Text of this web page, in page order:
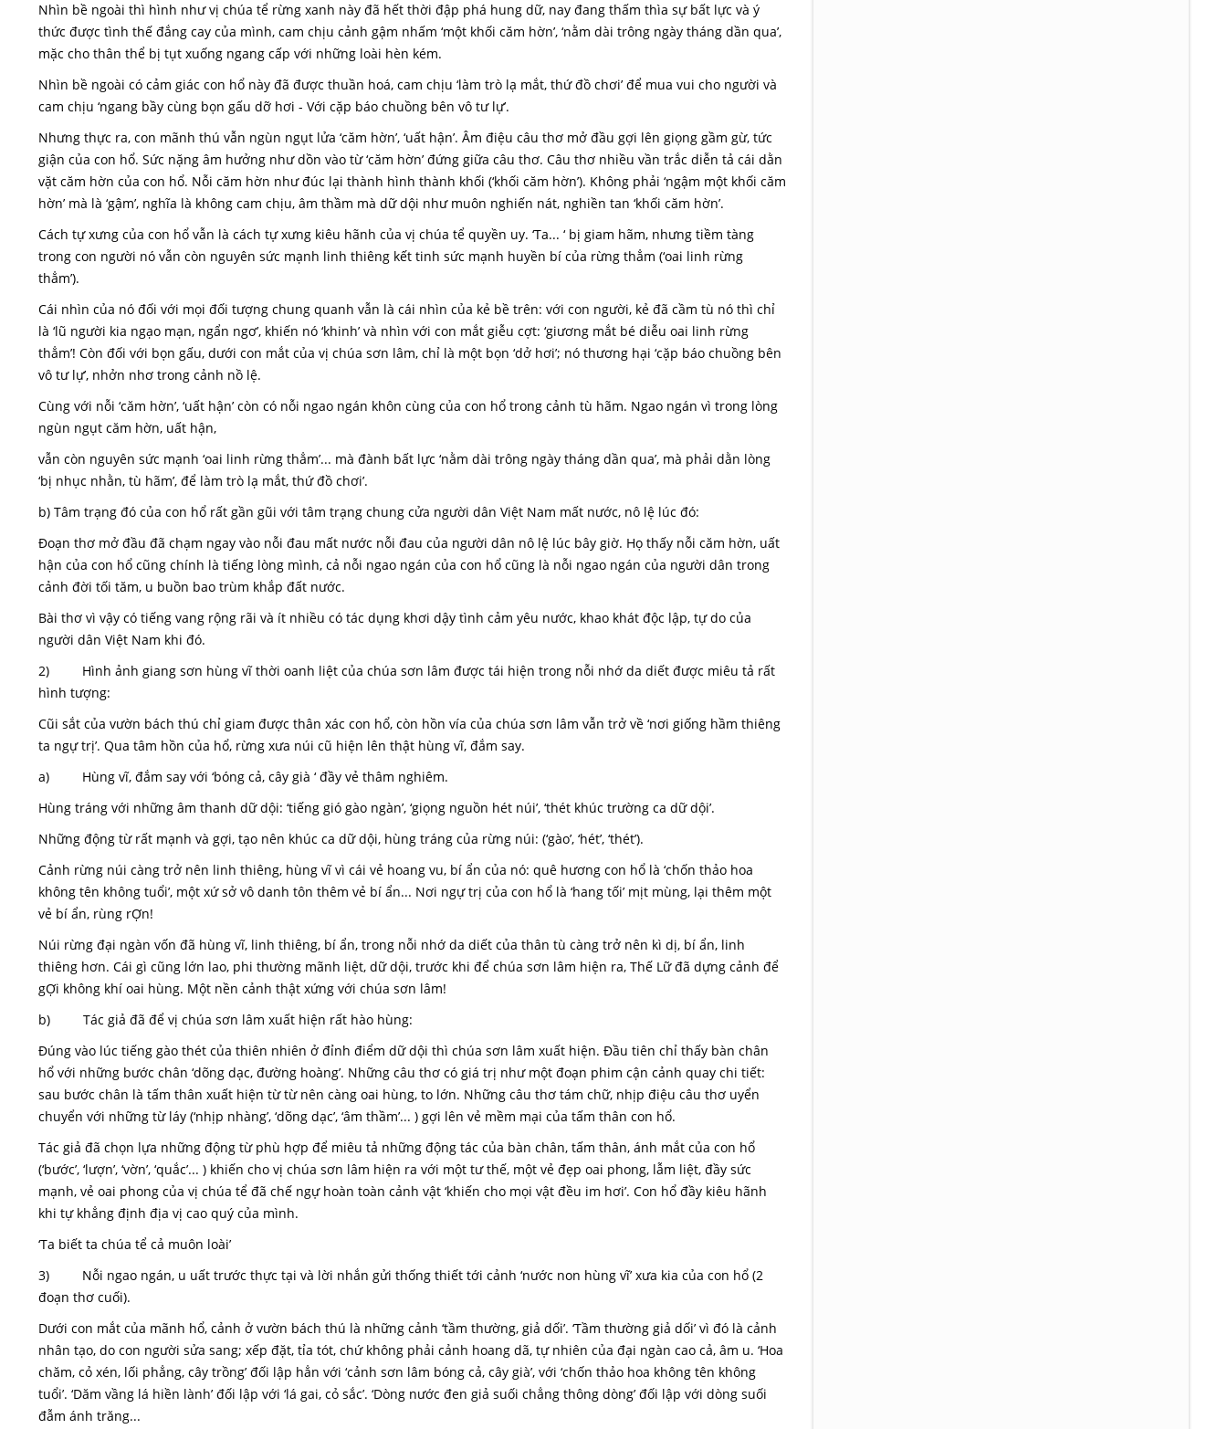
Nhìn bề ngoài thì hình như vị chúa tể rừng xanh này đã hết thời đập phá hung dữ, nay đang thấm thìa sự bất lực và ý
thức được tình thế đắng cay của mình, cam chịu cảnh gậm nhấm ‘một khối căm hờn’, ‘nằm dài trông ngày tháng dần qua’,
mặc cho thân thể bị tụt xuống ngang cấp với những loài hèn kém.
Nhìn bề ngoài có cảm giác con hổ này đã được thuần hoá, cam chịu ‘làm trò lạ mắt, thứ đồ chơi’ để mua vui cho người và
cam chịu ‘ngang bầy cùng bọn gấu dỡ hơi - Với cặp báo chuồng bên vô tư lự’.
Nhưng thực ra, con mãnh thú vẫn ngùn ngụt lửa ‘căm hờn’, ‘uất hận’. Âm điệu câu thơ mở đầu gợi lên giọng gầm gừ, tức
giận của con hổ. Sức nặng âm hưởng như dồn vào từ ‘căm hờn’ đứng giữa câu thơ. Câu thơ nhiều vần trắc diễn tả cái dằn
vặt căm hờn của con hổ. Nỗi căm hờn như đúc lại thành hình thành khối (‘khối căm hờn’). Không phải ‘ngậm một khối căm
hờn’ mà là ‘gậm’, nghĩa là không cam chịu, âm thầm mà dữ dội như muôn nghiến nát, nghiền tan ‘khối căm hờn’.
Cách tự xưng của con hổ vẫn là cách tự xưng kiêu hãnh của vị chúa tể quyền uy. ‘Ta... ‘ bị giam hãm, nhưng tiềm tàng
trong con người nó vẫn còn nguyên sức mạnh linh thiêng kết tinh sức mạnh huyền bí của rừng thẳm (‘oai linh rừng
thẳm’).
Cái nhìn của nó đối với mọi đối tượng chung quanh vẫn là cái nhìn của kẻ bề trên: với con người, kẻ đã cầm tù nó thì chỉ
là ‘lũ người kia ngạo mạn, ngẩn ngơ’, khiến nó ‘khinh’ và nhìn với con mắt giễu cợt: ‘giương mắt bé diễu oai linh rừng
thẳm’! Còn đối với bọn gấu, dưới con mắt của vị chúa sơn lâm, chỉ là một bọn ‘dở hơi’; nó thương hại ‘cặp báo chuồng bên
vô tư lự’, nhởn nhơ trong cảnh nồ lệ.
Cùng với nỗi ‘căm hờn’, ‘uất hận’ còn có nỗi ngao ngán khôn cùng của con hổ trong cảnh tù hãm. Ngao ngán vì trong lòng
ngùn ngụt căm hờn, uất hận,
vẫn còn nguyên sức mạnh ‘oai linh rừng thẳm’... mà đành bất lực ‘nằm dài trông ngày tháng dần qua’, mà phải dằn lòng
‘bị nhục nhằn, tù hãm’, để làm trò lạ mắt, thứ đồ chơi’.
b) Tâm trạng đó của con hổ rất gần gũi với tâm trạng chung cửa người dân Việt Nam mất nước, nô lệ lúc đó:
Đoạn thơ mở đầu đã chạm ngay vào nỗi đau mất nước nỗi đau của người dân nô lệ lúc bây giờ. Họ thấy nỗi căm hờn, uất
hận của con hổ cũng chính là tiếng lòng mình, cả nỗi ngao ngán của con hổ cũng là nỗi ngao ngán của người dân trong
cảnh đời tối tăm, u buồn bao trùm khắp đất nước.
Bài thơ vì vậy có tiếng vang rộng rãi và ít nhiều có tác dụng khơi dậy tình cảm yêu nước, khao khát độc lập, tự do của
người dân Việt Nam khi đó.
2) Hình ảnh giang sơn hùng vĩ thời oanh liệt của chúa sơn lâm được tái hiện trong nỗi nhớ da diết được miêu tả rất
hình tượng:
Cũi sắt của vườn bách thú chỉ giam được thân xác con hổ, còn hồn vía của chúa sơn lâm vẫn trở về ‘nơi giống hầm thiêng
ta ngự trị’. Qua tâm hồn của hổ, rừng xưa núi cũ hiện lên thật hùng vĩ, đắm say.
a) Hùng vĩ, đắm say với ‘bóng cả, cây già ‘ đầy vẻ thâm nghiêm.
Hùng tráng với những âm thanh dữ dội: ‘tiếng gió gào ngàn’, ‘giọng nguồn hét núi’, ‘thét khúc trường ca dữ dội’.
Những động từ rất mạnh và gợi, tạo nên khúc ca dữ dội, hùng tráng của rừng núi: (‘gào’, ‘hét’, ‘thét’).
Cảnh rừng núi càng trở nên linh thiêng, hùng vĩ vì cái vẻ hoang vu, bí ẩn của nó: quê hương con hổ là ‘chốn thảo hoa
không tên không tuổi’, một xứ sở vô danh tôn thêm vẻ bí ẩn... Nơi ngự trị của con hổ là ‘hang tối’ mịt mùng, lại thêm một
vẻ bí ẩn, rùng rỢn!
Núi rừng đại ngàn vốn đã hùng vĩ, linh thiêng, bí ẩn, trong nỗi nhớ da diết của thân tù càng trở nên kì dị, bí ẩn, linh
thiêng hơn. Cái gì cũng lớn lao, phi thường mãnh liệt, dữ dội, trước khi để chúa sơn lâm hiện ra, Thế Lữ đã dựng cảnh để
gỢi không khí oai hùng. Một nền cảnh thật xứng với chúa sơn lâm!
b) Tác giả đã để vị chúa sơn lâm xuất hiện rất hào hùng:
Đúng vào lúc tiếng gào thét của thiên nhiên ở đỉnh điểm dữ dội thì chúa sơn lâm xuất hiện. Đầu tiên chỉ thấy bàn chân
hổ với những bước chân ‘dõng dạc, đường hoàng’. Những câu thơ có giá trị như một đoạn phim cận cảnh quay chi tiết:
sau bước chân là tấm thân xuất hiện từ từ nên càng oai hùng, to lớn. Những câu thơ tám chữ, nhịp điệu câu thơ uyển
chuyển với những từ láy (‘nhịp nhàng’, ‘dõng dạc’, ‘âm thầm’... ) gợi lên vẻ mềm mại của tấm thân con hổ.
Tác giả đã chọn lựa những động từ phù hợp để miêu tả những động tác của bàn chân, tấm thân, ánh mắt của con hổ
(‘bước’, ‘lượn’, ‘vờn’, ‘quắc’... ) khiến cho vị chúa sơn lâm hiện ra với một tư thế, một vẻ đẹp oai phong, lẫm liệt, đầy sức
mạnh, vẻ oai phong của vị chúa tể đã chế ngự hoàn toàn cảnh vật ‘khiến cho mọi vật đều im hơi’. Con hổ đầy kiêu hãnh
khi tự khẳng định địa vị cao quý của mình.
‘Ta biết ta chúa tể cả muôn loài’
3) Nỗi ngao ngán, u uất trước thực tại và lời nhắn gửi thống thiết tới cảnh ‘nước non hùng vĩ’ xưa kia của con hổ (2
đoạn thơ cuối).
Dưới con mắt của mãnh hổ, cảnh ở vườn bách thú là những cảnh ‘tầm thường, giả dối’. ‘Tầm thường giả dối’ vì đó là cảnh
nhân tạo, do con người sửa sang; xếp đặt, tỉa tót, chứ không phải cảnh hoang dã, tự nhiên của đại ngàn cao cả, âm u. ‘Hoa
chăm, cỏ xén, lối phẳng, cây trồng’ đối lập hẳn với ‘cảnh sơn lâm bóng cả, cây già’, với ‘chốn thảo hoa không tên không
tuổi’. ‘Dăm vầng lá hiền lành’ đối lập với ‘lá gai, cỏ sắc’. ‘Dòng nước đen giả suối chẳng thông dòng’ đối lập với dòng suối
đẫm ánh trăng...